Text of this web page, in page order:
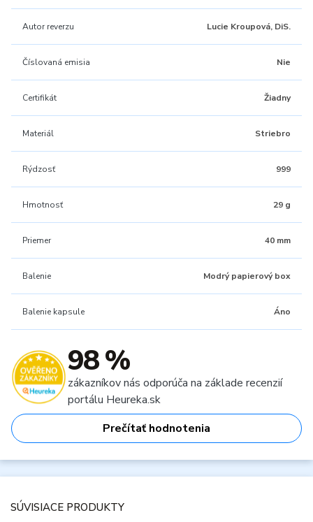
Autor reverzu Lucie Kroupová, DiS.
Číslovaná emisia Nie
Certifikát Žiadny
Materiál Striebro
Rýdzosť 999
Hmotnosť 29 g
Priemer 40 mm
Balenie Modrý papierový box
Balenie kapsule Áno
98 %
zákazníkov nás odporúča na základe recenzií
portálu Heureka.sk
Prečítať hodnotenia
SÚVISIACE PRODUKTY